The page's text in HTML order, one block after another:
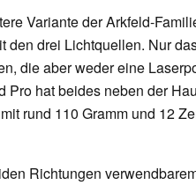
Variante der Arkfeld-
den drei Lichtquellen. Nur
die aber weder eine
Pro hat beides neben der
rund 110 Gramm und 12
Richtungen